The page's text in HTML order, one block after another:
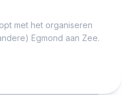
met het organiseren
Egmond aan Zee.